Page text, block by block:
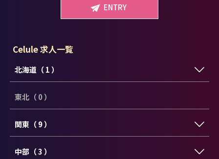
ENTRY
Celule 求人一覧
北海道（ 1 ）
東北（ 0 ）
関東（ 9 ）
中部（ 3 ）